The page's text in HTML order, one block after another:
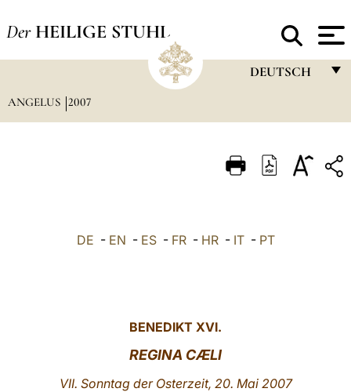
Der HEILIGE STUHL
DEUTSCH
ITALIANO
LATINE
ANGELUS 2007
DE - EN - ES- FR- HR- IT- PT
BENEDIKT XVI.
REGINA CÆLI
VII. Sonntag der Osterzeit, 20. Mai 2007